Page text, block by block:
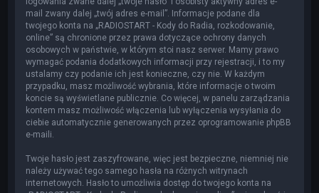
mail zwany dalej „twój adres e-mail”. Informacje podane dla
twojego konta na „RADIOSTART - Kody do Radia, rozkodowanie,
online” są chronione przez prawa dotyczące ochrony danych
osobowych w państwie, w którym stoi nasz serwer. Mamy prawo
wymagać podania dodatkowych informacji przy rejestracji, i to my
ustalamy czy podanie ich jest konieczne, czy nie. W każdym
przypadku, masz możliwość wybrania, które informacje o twoim
koncie są wyświetlane publicznie. Co więcej, w panelu zarządzania
kontem masz możliwość włączenia lub wyłączenia wysyłania do
ciebie automatycznie generowanych przez oprogramowanie phpBB
e-maili.
Twoje hasło jest zaszyfrowane, więc jest bezpieczne, niemniej nie
należy używać tego samego hasła na różnych witrynach
internetowych. Hasło to umożliwia dostęp do twojego konta na